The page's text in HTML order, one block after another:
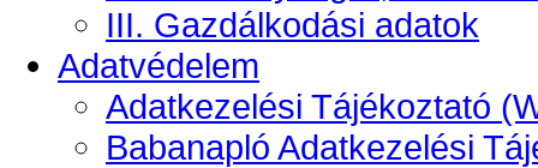
III. Gazdálkodási adatok
Adatvédelem
Adatkezelési Tájékoztató
Babanapló Adatkezelési